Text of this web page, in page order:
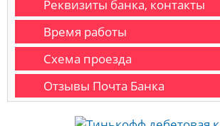
Реквизиты банка, контакты
Время работы
Схема проезда
Отзывы Почта Банка